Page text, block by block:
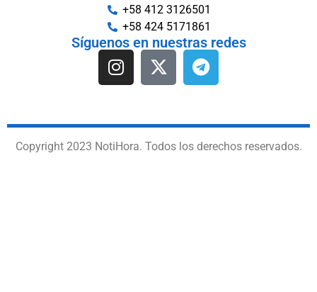
+58 412 3126501
+58 424 5171861
Síguenos en nuestras redes
Copyright 2023 NotiHora. Todos los derechos reservados.